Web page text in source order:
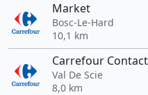
Market
Bosc-Le-Hard
10,1 km
Carrefour Contact
Val De Scie
8,0 km